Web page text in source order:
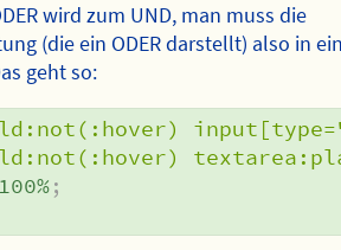
wird zum UND, man muss die
(die ein ODER darstellt) also in
geht so:
;